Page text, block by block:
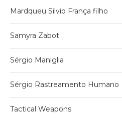
Mardqueu Silvio França filho
Samyra Zabot
Sérgio Maniglia
Sérgio Rastreamento Humano
Tactical Weapons